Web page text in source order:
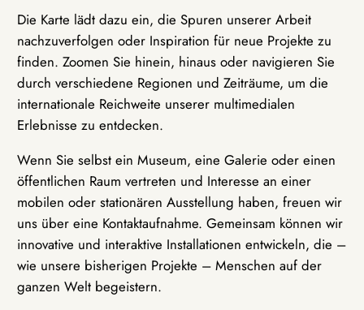
Die Karte lädt dazu ein, die Spuren unserer Arbeit
nachzuverfolgen oder Inspiration für neue Projekte zu
finden. Zoomen Sie hinein, hinaus oder navigieren Sie
durch verschiedene Regionen und Zeiträume, um die
internationale Reichweite unserer multimedialen
Erlebnisse zu entdecken.
Wenn Sie selbst ein Museum, eine Galerie oder einen
öffentlichen Raum vertreten und Interesse an einer
mobilen oder stationären Ausstellung haben, freuen wir
uns über eine Kontaktaufnahme. Gemeinsam können wir
innovative und interaktive Installationen entwickeln, die –
wie unsere bisherigen Projekte – Menschen auf der
ganzen Welt begeistern.